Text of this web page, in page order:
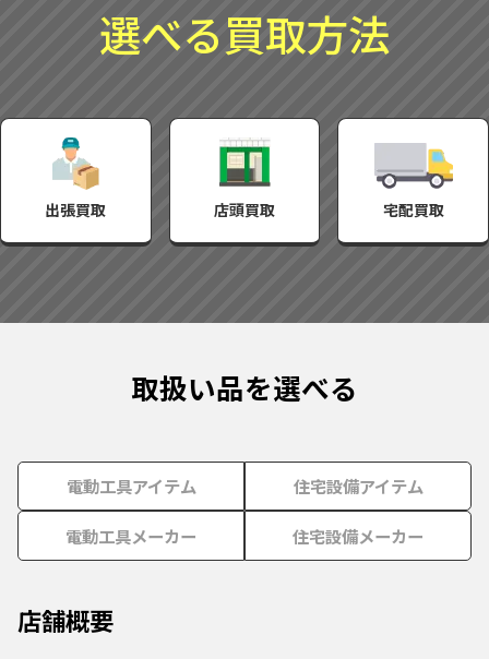
選べる買取方法
出張買取 店頭買取 宅配買取
取扱い品を選べる
電動工具アイテム 住宅設備アイテム
電動工具メーカー 住宅設備メーカー
店舗概要